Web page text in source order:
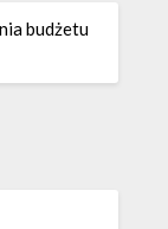
budżetu